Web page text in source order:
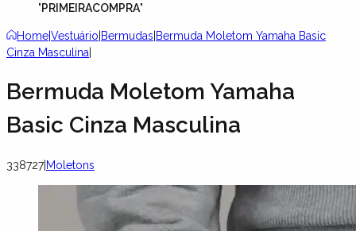
"PRIMEIRACOMPRA"
HomeVestuário Bermudas Bermuda Moletom Yamaha Basic
Cinza Masculina
Bermuda Moletom Yamaha
Basic Cinza Masculina
338727| Moletons